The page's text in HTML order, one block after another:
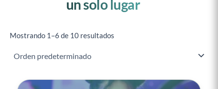
un solo lugar
Mostrando 1–6 de 10 resultados